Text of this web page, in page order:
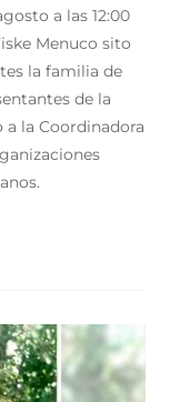
a las 12:00
Menuco sito
la familia de
de la
la Coordinadora